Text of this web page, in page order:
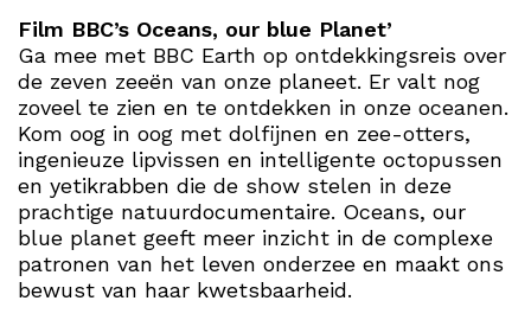
Film BBC’s Oceans, our blue Planet’
Ga mee met BBC Earth op ontdekkingsreis over
de zeven zeeën van onze planeet. Er valt nog
zoveel te zien en te ontdekken in onze oceanen.
Kom oog in oog met dolfijnen en zee-otters,
ingenieuze lipvissen en intelligente octopussen
en yetikrabben die de show stelen in deze
prachtige natuurdocumentaire. Oceans, our
blue planet geeft meer inzicht in de complexe
patronen van het leven onderzee en maakt ons
bewust van haar kwetsbaarheid.